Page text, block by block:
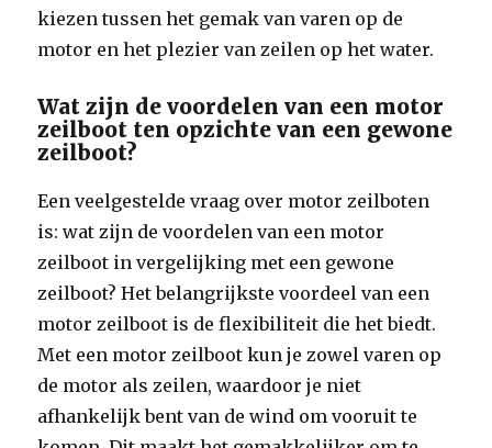
kiezen tussen het gemak van varen op de
motor en het plezier van zeilen op het water.
Wat zijn de voordelen van een motor
zeilboot ten opzichte van een gewone
zeilboot?
Een veelgestelde vraag over motor zeilboten
is: wat zijn de voordelen van een motor
zeilboot in vergelijking met een gewone
zeilboot? Het belangrijkste voordeel van een
motor zeilboot is de flexibiliteit die het biedt.
Met een motor zeilboot kun je zowel varen op
de motor als zeilen, waardoor je niet
afhankelijk bent van de wind om vooruit te